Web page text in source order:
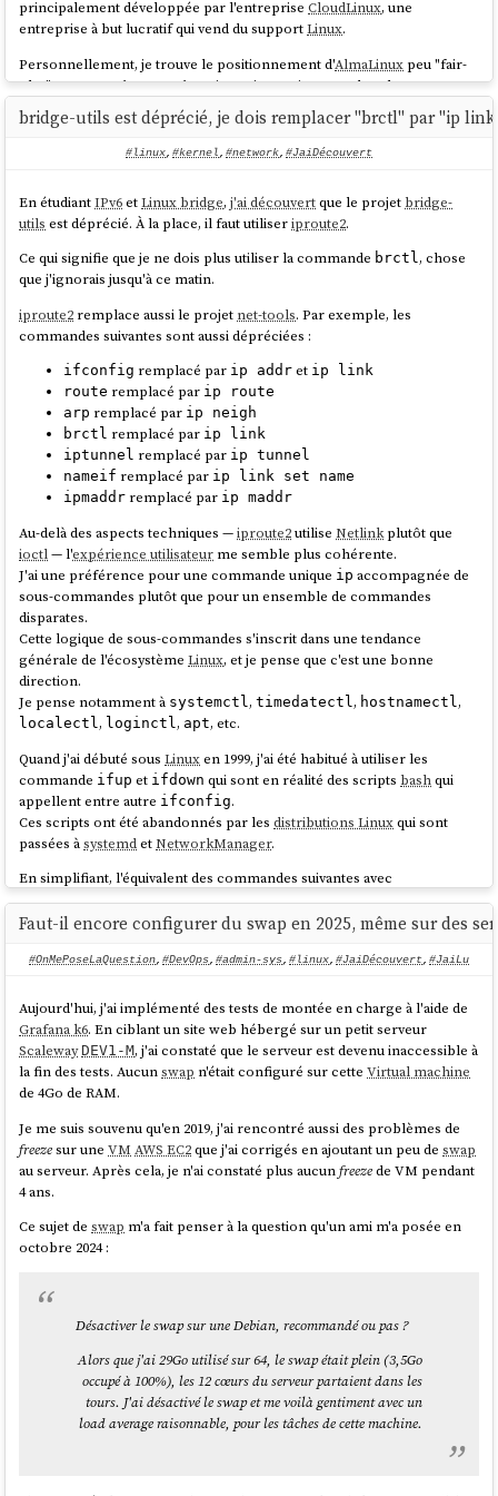
link noprefixroute
CentOS:
$
ip addr
1: lo: <LOOPBACK,UP,LOWER_UP> mtu 65536 qdisc
/loopback 00:00:00:00:00:00 brd
00:00:00:00:00:00
    inet 127.0.0.1/8 scope host lo
       valid_lft forever preferred_lft forever
    inet6 ::1/128 scope host noprefixroute
2: ens3: <BROADCAST,MULTICAST,UP,LOWER_UP> mtu
1500 qdisc fq_codel state UP group default
qlen 1000
link
/ether 52:54:00:12:34:56 brd
ff:ff:ff:ff:ff:ff
    altname enp0s3
    altname enx525400123456
    inet 10.0.2.15/24 brd 10.0.2.255 scope
global dynamic noprefixroute ens3
       valid_lft 86341sec preferred_lft
86341sec
    inet6 fec0::5054:ff:fe12:3456/64 scope
site dynamic noprefixroute
       valid_lft 86342sec preferred_lft
14342sec
    inet6 fe80::5054:ff:fe12:3456/64 scope
link noprefixroute
AlmaLinux:
$ ip addr
1: lo: <LOOPBACK,UP,LOWER_UP> mtu 65536 qdisc
noqueue state UNKNOWN group default qlen 1000
link/loopback 00:00:00:00:00:00 brd
    inet 127.0.0.1/8 scope host lo
       valid_lft forever preferred_lft forever
    inet6 ::1/128 scope host noprefixroute
qlen 1000
link /ether 52:54:00:12:34:56 brd
ff:ff:ff:ff:ff:ff
    altname enp0s3
    altname ens3
    altname enx525400123456
global dynamic noprefixroute eth0
       valid_lft 84221sec preferred_lft
    inet6 fec0::5054:ff:fe12:3456/64 scope
site dynamic noprefixroute
14053sec
link noprefixroute
Ce que j'observe :
Rocky Linuxet
semblent se comporter de manière
principalement développée par l'entrepriseCloudLinux, une
entreprise à but lucratif qui vend du supportLinux.
Personnellement, je trouve le positionnement d'AlmaLinux peu "fair-
play" enversRed Hat:Red Hatinvestit massivement dans le
développement de Red Hat Enterprise Linux et AlmaLinuxrécupère ce
travail gratuitement pour ensuite vendre du support commercial en
concurrence directe.
distribution de la familleRed Hat, elle devrait se tourner versRed Hat
Enterprise Linuxet acheter du support directement à
Suite à ce constat, j'ai décidé d'utiliser
21h30 : j'ai reçule message suivantsurMastodon
@stephane_klein you have things quite backwards.
AlmaLinux is a non-profit foundation while Rocky is
owned 100% by Greg kurtzer and they have over $100M in
venture capital funding.
AlmaLinux has a community-elected board.
source
Suite à ce message, j'ai essayé d'en savoir plus, mais il est difficile d'y
voir clair.
Par exemple :
structure when it comes to Rocky and Alma.
AlmaLinux OS Foundation
particulièrement plu.
J'ai révisé ma position, j'ai décidé plutôt que Rocky
Linux
décidéd'utiliser laversion stabledeCoreOS, plutôt queAlmaLinuxou
Rocky Linux.
bridge-utils est déprécié, je dois remplacer "brctl" par "ip
#linux, #kernel, #network, #JaiDécouvert
En étudiantIPv6etLinux bridge,j'ai découvertque le projet bridge-
utils est déprécié. À la place, il faut utiliseriproute2.
Ce qui signifie que je ne dois plus utiliser la commande brctl, chose
que j'ignorais jusqu'à ce matin.
iproute2 remplace aussi le projet net-tools. Par exemple, les
commandes suivantes sont aussi dépréciées :
ifconfig remplacé par ip addr et ip link
route remplacé par ip route
arp remplacé par ip neigh
brctl remplacé par ip link
iptunnel remplacé par ip tunnel
nameif remplacé par ip link set name
ipmaddr remplacé par ip maddr
Au-delà des aspects techniques —iproute2utiliseNetlinkplutôt que
ioctl— l'expérience utilisateur me semble plus cohérente.
J'ai une préférence pour une commande unique ip accompagnée de
sous-commandes plutôt que pour un ensemble de commandes
disparates.
Cette logique de sous-commandes s'inscrit dans une tendance
générale de l'écosystèmeLinux, et je pense que c'est une bonne
direction.
Je pense notamment à systemctl,timedatectl, hostnamectl,
localectl, loginctl, apt, etc.
Quand j'ai débuté sousLinuxen 1999, j'ai été habitué à utiliser les
commande ifup et ifdown qui sont en réalité des scripts bashqui
appellent entre autre ifconfig.
Ces scripts ont été abandonnés par lesdistributions Linuxqui sont
passées àsystemdetNetworkManager.
En simplifiant, l'équivalent des commandes suivantes avec
NetworkManager:
$ ifup eth0
est :
$ nmcli device status
$ nmcli connection down <nom_de_connexion>
Contrairement à mon intuition initiale,NetworkManager
n'est pas un
En fait, nmcli
nmcli device show
org.freedesktop.NetworkManager.Device.GetPrope
rties()
Faut-il encore configurer du swap en 2025, même sur des
#OnMePoseLaQuestion, #DevOps, #admin-sys, #linux, #JaiDécouvert, #JaiLu
Aujourd'hui, j'ai implémenté des tests de montée en charge à l'aide de
Grafana k6. En ciblant un site web hébergé sur un petit serveur
Scaleway DEV1-M, j'ai constaté que le serveur est devenu inaccessible à
la fin des tests. Aucunswap n'était configuré sur cetteVirtual machine
de 4Go de RAM.
Je me suis souvenu qu'en 2019, j'ai rencontré aussi des problèmes de
freezesur uneVM AWS EC2que j'ai corrigés en ajoutant un peu deswap
au serveur. Après cela, je n'ai constaté plus aucunfreezede VM pendant
4 ans.
Ce sujet deswap m'a fait penser à la question qu'un ami m'a posée en
octobre 2024 :
Désactiver le swap sur une Debian, recommandé ou pas ?
Alors que j'ai 29Go utilisé sur 64, le swap était plein (3,5Go
occupé à 100%), les 12 cœurs du serveur partaient dans les
tours. J'ai désactivé le swap et me voilà gentiment avec un
load average raisonnable, pour les tâches de cette machine.